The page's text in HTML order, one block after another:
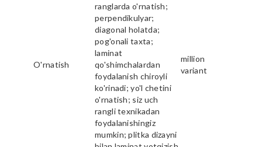
O'rnatish
ranglarda o'rnatish;
perpendikulyar;
diagonal holatda;
pog'onali taxta;
laminat
qo'shimchalardan
foydalanish chiroyli
ko'rinadi; yo'l chetini
o'rnatish; siz uch
rangli texnikadan
foydalanishingiz
mumkin; plitka dizayni
million
variant